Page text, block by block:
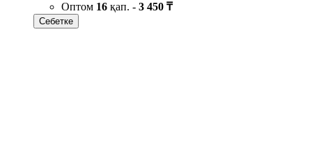
Оптом 16 қап. - 3 450 ₸
Себетке